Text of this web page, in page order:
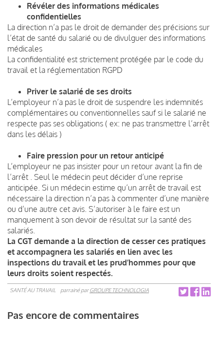
Révéler des informations médicales
confidentielles
La direction n’a pas le droit de demander des précisions sur
l’état de santé du salarié ou de divulguer des informations
médicales
La confidentialité est strictement protégée par le code du
travail et la réglementation RGPD
Priver le salarié de ses droits
L’employeur n’a pas le droit de suspendre les indemnités
complémentaires ou conventionnelles sauf si le salarié ne
respecte pas ses obligations ( ex: ne pas transmettre l’arrêt
dans les délais )
Faire pression pour un retour anticipé
L’employeur ne pas insister pour un retour avant la fin de
l’arrêt . Seul le médecin peut décider d’une reprise
anticipée. Si un médecin estime qu’un arrêt de travail est
nécessaire la direction n’a pas à commenter d’une manière
ou d’une autre cet avis. S’autoriser à le faire est un
manquement à son devoir de résultat sur la santé des
salariés.
La CGT demande a la direction de cesser ces pratiques
et accompagnera les salariés en lien avec les
inspections du travail et les prud’hommes pour que
leurs droits soient respectés.
SANTÉ AU TRAVAIL parrainé parGROUPE TECHNOLOGIA
Pas encore de commentaires